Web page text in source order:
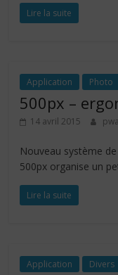
Lire la suite
Application Photo
500px –
14 avril 2015
Nouveau système
500px organise un
Lire la suite
Application Divers